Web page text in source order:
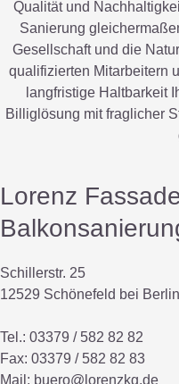
Qualität und
Sanierung
Gesellschaft und die
qualifizierten Mitarbeitern
langfristige Haltbarkeit
Billiglösung mit fraglicher
Lorenz
Schillerstr. 25
12529 Schönefeld bei Berlin
Tel.: 03379 / 582 82 82
Fax: 03379 / 582 82 83
Mail: buero@lorenzkg.de